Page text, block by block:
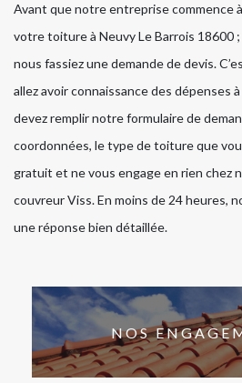
Avant que notre entreprise commence
votre toiture à Neuvy Le Barrois 18600
nous fassiez une demande de devis.
allez avoir connaissance des dépenses
devez remplir notre formulaire de
coordonnées, le type de toiture que
gratuit et ne vous engage en rien chez
couvreur Viss. En moins de 24 heures,
une réponse bien détaillée.
NOS